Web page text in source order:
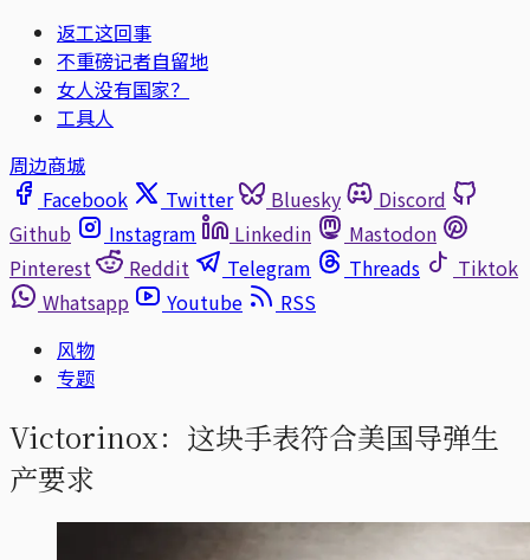
返工这回事
不重磅记者自留地
女人没有国家？
工具人
周边商城
Facebook
Twitter Bluesky
Discord
Github
Instagram Linkedin
Mastodon
Pinterest
Reddit Telegram Threads
Tiktok
Whatsapp
Youtube
RSS
风物
专题
Victorinox：这块手表符合美国导弹生
产要求